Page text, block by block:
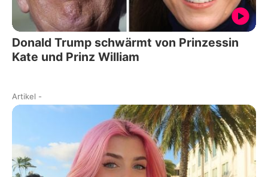
Donald Trump schwärmt von Prinzessin
Kate und Prinz William
Artikel -